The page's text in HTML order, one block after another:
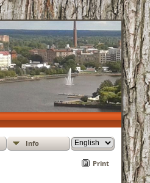
Info
Print